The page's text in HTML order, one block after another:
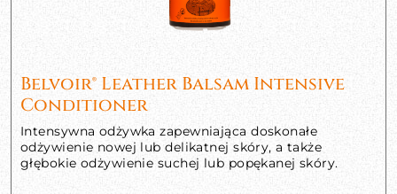
Belvoir® Leather Balsam Intensive
Conditioner
Intensywna odżywka zapewniająca doskonałe
odżywienie nowej lub delikatnej skóry, a także
głębokie odżywienie suchej lub popękanej skóry.